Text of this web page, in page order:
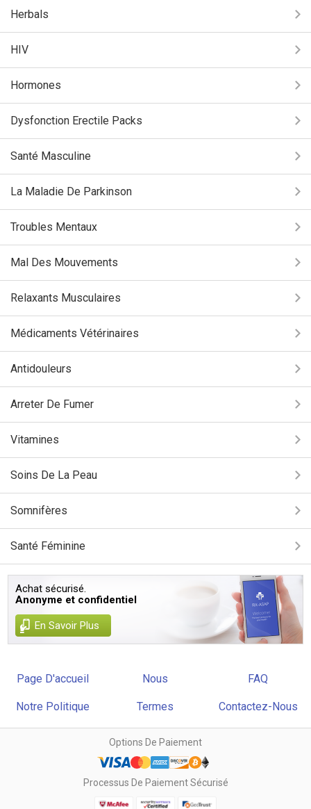
Herbals
HIV
Hormones
Dysfonction Erectile Packs
Santé Masculine
La Maladie De Parkinson
Troubles Mentaux
Mal Des Mouvements
Relaxants Musculaires
Médicaments Vétérinaires
Antidouleurs
Arreter De Fumer
Vitamines
Soins De La Peau
Somnifères
Santé Féminine
Achat sécurisé.
Anonyme et confidentiel
En Savoir Plus
Page D'accueil Nous FAQ
Notre Politique Termes Contactez-Nous
Options De Paiement
Processus De Paiement Sécurisé